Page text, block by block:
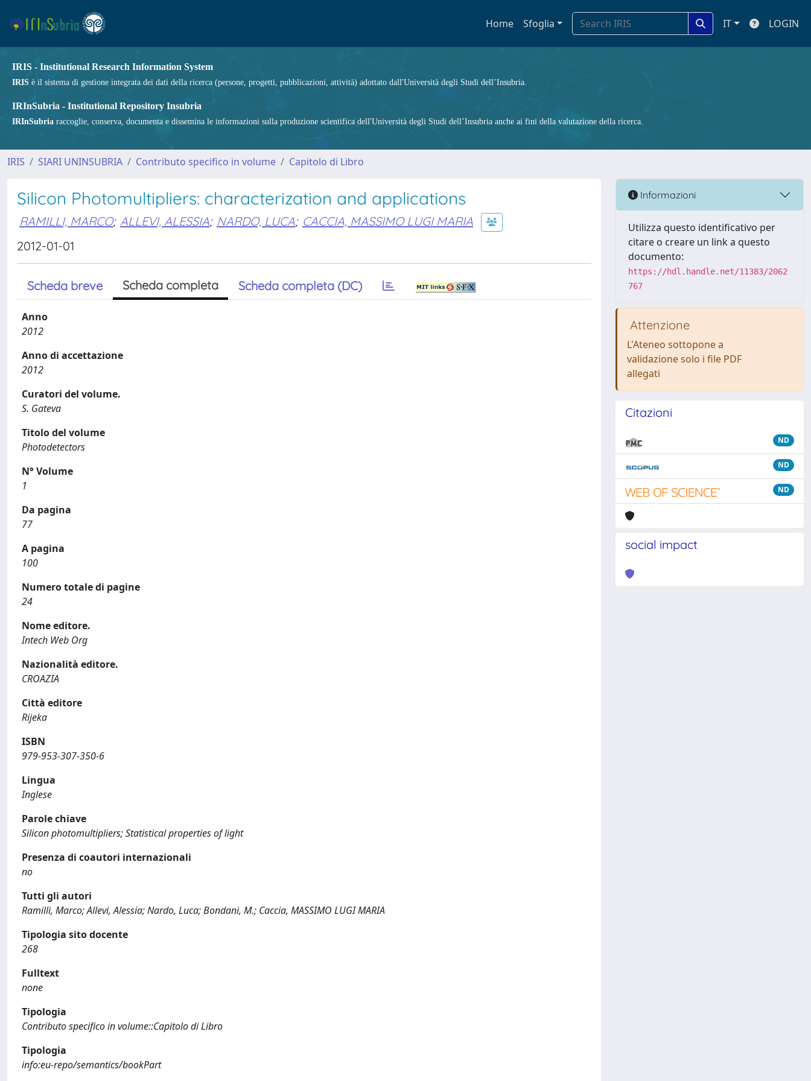
Home Sfoglia IT LOGIN
IRIS - Institutional Research Information System
IRIS è il sistema di gestione integrata dei dati della ricerca (persone, progetti, pubblicazioni, attività) adottato dall'Università degli Studi dell’Insubria.
IRInSubria - Institutional Repository Insubria
IRInSubria raccoglie, conserva, documenta e dissemina le informazioni sulla produzione scientifica dell'Università degli Studi dell’Insubria anche ai fini della valutazione della ricerca.
IRIS SIARI UNINSUBRIA Contributo specifico in volume Capitolo di Libro
Silicon Photomultipliers: characterization and applications
RAMILLI, MARCO; ALLEVI, ALESSIA; NARDO, LUCA; CACCIA, MASSIMO LUGI MARIA
2012-01-01
Scheda breve Scheda completa Scheda completa (DC)
Anno
2012
Anno di accettazione
2012
Curatori del volume.
S. Gateva
Titolo del volume
Photodetectors
N° Volume
1
Da pagina
77
A pagina
100
Numero totale di pagine
24
Nome editore.
Intech Web Org
Nazionalità editore.
CROAZIA
Città editore
Rijeka
ISBN
979-953-307-350-6
Lingua
Inglese
Parole chiave
Silicon photomultipliers; Statistical properties of light
Presenza di coautori internazionali
no
Tutti gli autori
Ramilli, Marco; Allevi, Alessia; Nardo, Luca; Bondani, M.; Caccia, MASSIMO LUGI MARIA
Tipologia sito docente
268
Fulltext
none
Tipologia
Contributo specifico in volume::Capitolo di Libro
Tipologia
info:eu-repo/semantics/bookPart
Informazioni
Utilizza questo identificativo per
citare o creare un link a questo
documento:
https://hdl.handle.net/11383/2062
767
Attenzione
L'Ateneo sottopone a
validazione solo i file PDF
allegati
Citazioni
ND
ND
ND
social impact